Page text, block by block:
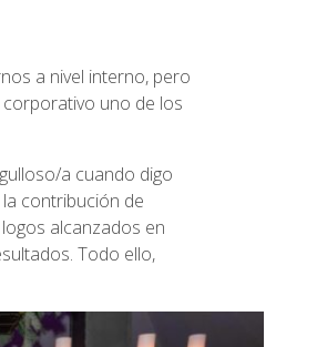
a nivel interno, pero
uno de los
a cuando digo
contribución de
alcanzados en
Todo ello,